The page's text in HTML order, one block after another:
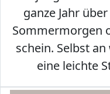
ganze Jahr
Sommermorgen
schein. Selbst
eine leichte